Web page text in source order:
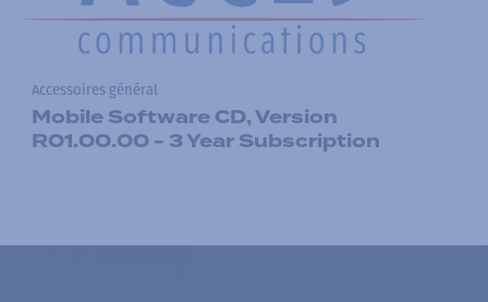
Accessoires général
Mobile Software CD, Version
R01.00.00 - 3 Year Subscription